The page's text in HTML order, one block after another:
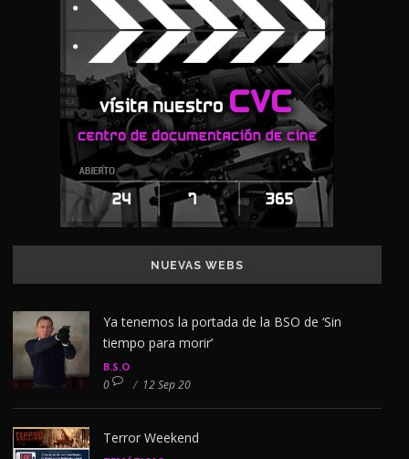
NUEVAS WEBS
Ya tenemos la portada de la BSO de ‘Sin
tiempo para morir’
B.S.O
0 / 12 Sep 20
Terror Weekend